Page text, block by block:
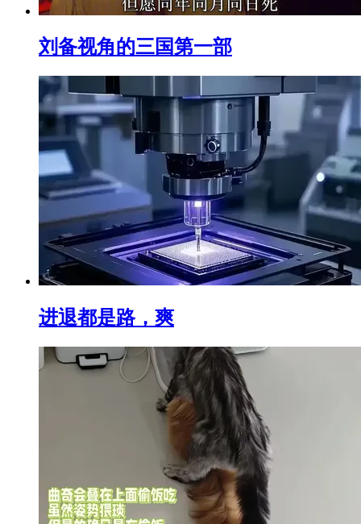
刘备视角的三国第一部
进退都是路，爽